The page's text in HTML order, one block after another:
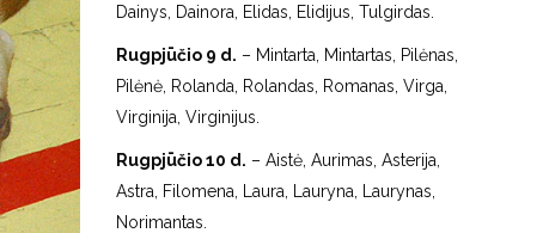
Dainys, Dainora, Elidas, Elidijus, Tulgirdas.
Rugpjūčio 9 d. – Mintarta, Mintartas, Pilėnas,
Pilėnė, Rolanda, Rolandas, Romanas, Virga,
Virginija, Virginijus.
Rugpjūčio 10 d. – Aistė, Aurimas, Asterija,
Astra, Filomena, Laura, Lauryna, Laurynas,
Norimantas.